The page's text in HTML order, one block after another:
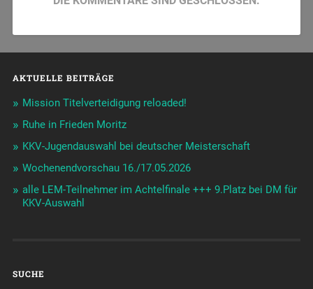
AKTUELLE BEITRÄGE
Mission Titelverteidigung reloaded!
Ruhe in Frieden Moritz
KKV-Jugendauswahl bei deutscher Meisterschaft
Wochenendvorschau 16./17.05.2026
alle LEM-Teilnehmer im Achtelfinale +++ 9.Platz bei DM für
KKV-Auswahl
SUCHE